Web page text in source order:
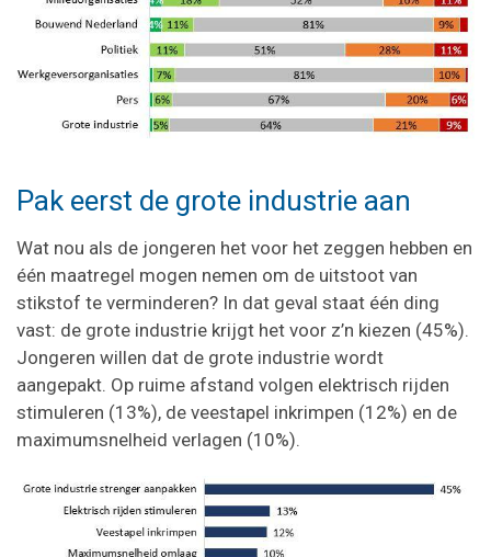
Pak eerst de grote industrie aan
Wat nou als de jongeren het voor het zeggen hebben en
één maatregel mogen nemen om de uitstoot van
stikstof te verminderen? In dat geval staat één ding
vast: de grote industrie krijgt het voor z’n kiezen (45%).
Jongeren willen dat de grote industrie wordt
aangepakt. Op ruime afstand volgen elektrisch rijden
stimuleren (13%), de veestapel inkrimpen (12%) en de
maximumsnelheid verlagen (10%).